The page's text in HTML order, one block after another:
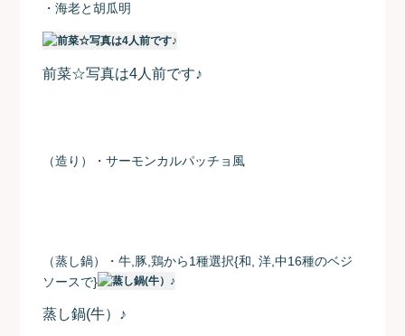
・海老と胡瓜明
前菜☆写真は4人前です♪
（造り）・サーモンカルパッチョ風
（蒸し鍋）・牛,豚,鶏から1種選択{和, 洋,中16種のベジ
ソースで}
蒸し鍋(牛）♪